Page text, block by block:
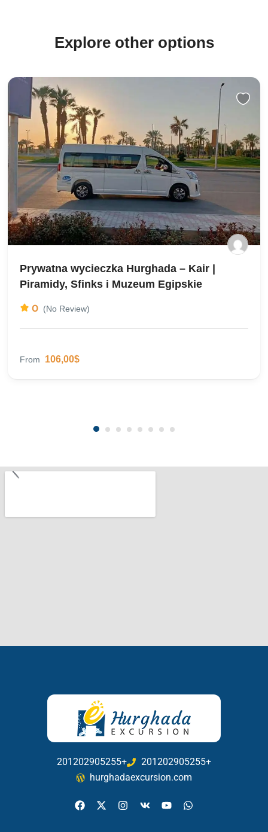
Explore other options
Prywatna wycieczka Hurghada – Kair |
Piramidy, Sfinks i Muzeum Egipskie
0 (No Review)
From 106,00$
201202905255+
201202905255+
hurghadaexcursion.com